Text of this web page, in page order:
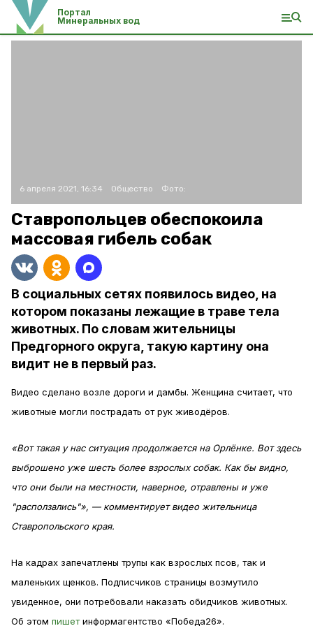
Портал
Минеральных вод
6 апреля 2021, 16:34 Общество Фото:
Ставропольцев обеспокоила
массовая гибель собак
В социальных сетях появилось видео, на
котором показаны лежащие в траве тела
животных. По словам жительницы
Предгорного округа, такую картину она
видит не в первый раз.
Видео сделано возле дороги и дамбы. Женщина считает, что
животные могли пострадать от рук живодёров.
«Вот такая у нас ситуация продолжается на Орлёнке. Вот здесь
выброшено уже шесть более взрослых собак. Как бы видно,
что они были на местности, наверное, отравлены и уже
"расползались"», — комментирует видео жительница
Ставропольского края.
На кадрах запечатлены трупы как взрослых псов, так и
маленьких щенков. Подписчиков страницы возмутило
увиденное, они потребовали наказать обидчиков животных.
Об этом пишетинформагентство «Победа26».